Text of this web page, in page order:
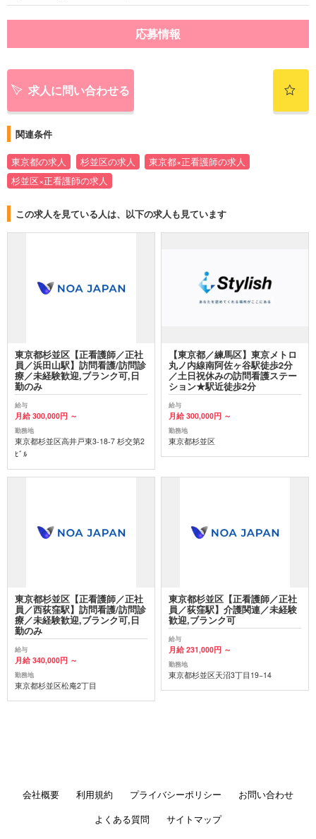
応募情報
求人に問い合わせる
関連条件
東京都の求人 杉並区の求人
東京都×正看護師の求人
杉並区×正看護師の求人
この求人を見ている人は、以下の求人も見ています
東京都杉並区【正看護師／正社
員／浜田山駅】訪問看護/訪問診
療／未経験歓迎,ブランク可,日
勤のみ
給与
月給 300,000円 ～
勤務地
東京都杉並区高井戸東3-18-7 杉交第2
ﾋﾞﾙ
【東京都／練馬区】東京メトロ
丸ノ内線南阿佐ヶ谷駅徒歩2分
／土日祝休みの訪問看護ステー
ション★駅近徒歩2分
給与
月給 300,000円 ～
勤務地
東京都杉並区
東京都杉並区【正看護師／正社
員／西荻窪駅】訪問看護/訪問診
療／未経験歓迎,ブランク可,日
勤のみ
給与
月給 340,000円 ～
勤務地
東京都杉並区松庵2丁目
東京都杉並区【正看護師／正社
員／荻窪駅】介護関連／未経験
歓迎,ブランク可
給与
月給 231,000円 ～
勤務地
東京都杉並区天沼3丁目19−14
会社概要 利用規約 プライバシーポリシー
お問い合わせ
よくある質問
サイトマップ